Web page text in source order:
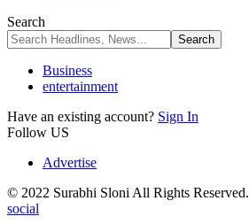
Search
Business
entertainment
Have an existing account? Sign In
Follow US
Advertise
© 2022 Surabhi Sloni All Rights Reserved.
social